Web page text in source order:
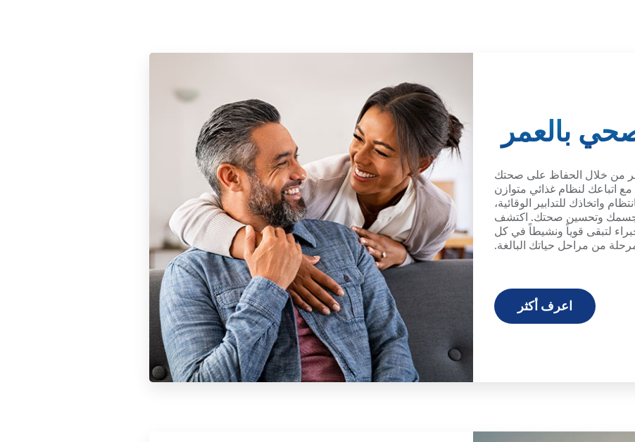
بالعمر
من خلال الحفاظ على صحتك
اتباعك لنظام غذائي متوازن
واتخاذك للتدابير الوقائية،
جسمك وتحسين صحتك. اكتشف
لتبقى قوياً ونشيطاً في كل
من مراحل حياتك البالغة.
اعرف أكثر